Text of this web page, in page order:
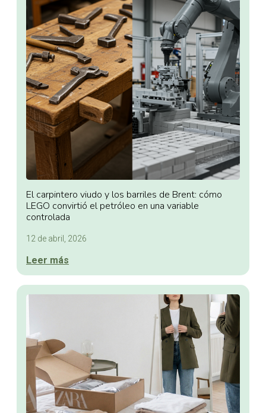
El carpintero viudo y los barriles de Brent: cómo
LEGO convirtió el petróleo en una variable
controlada
12 de abril, 2026
Leer más